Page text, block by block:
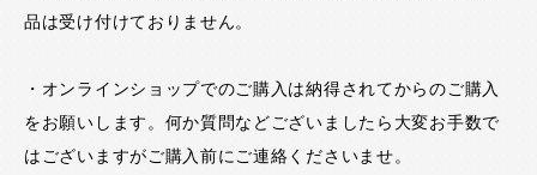
品は受け付けておりません。
・オンラインショップでのご購入は納得されてからのご購入
をお願いします。何か質問などございましたら大変お手数で
はございますがご購入前にご連絡くださいませ。